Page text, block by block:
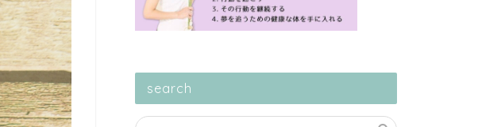
search